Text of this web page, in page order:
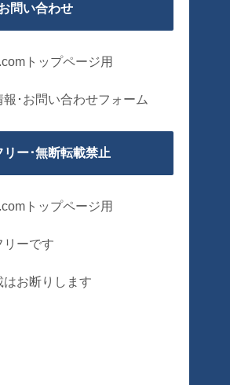
問い合わせ
トップページ用
報･お問い合わせフォーム
リー･無断転載禁止
トップページ用
リーです
はお断りします